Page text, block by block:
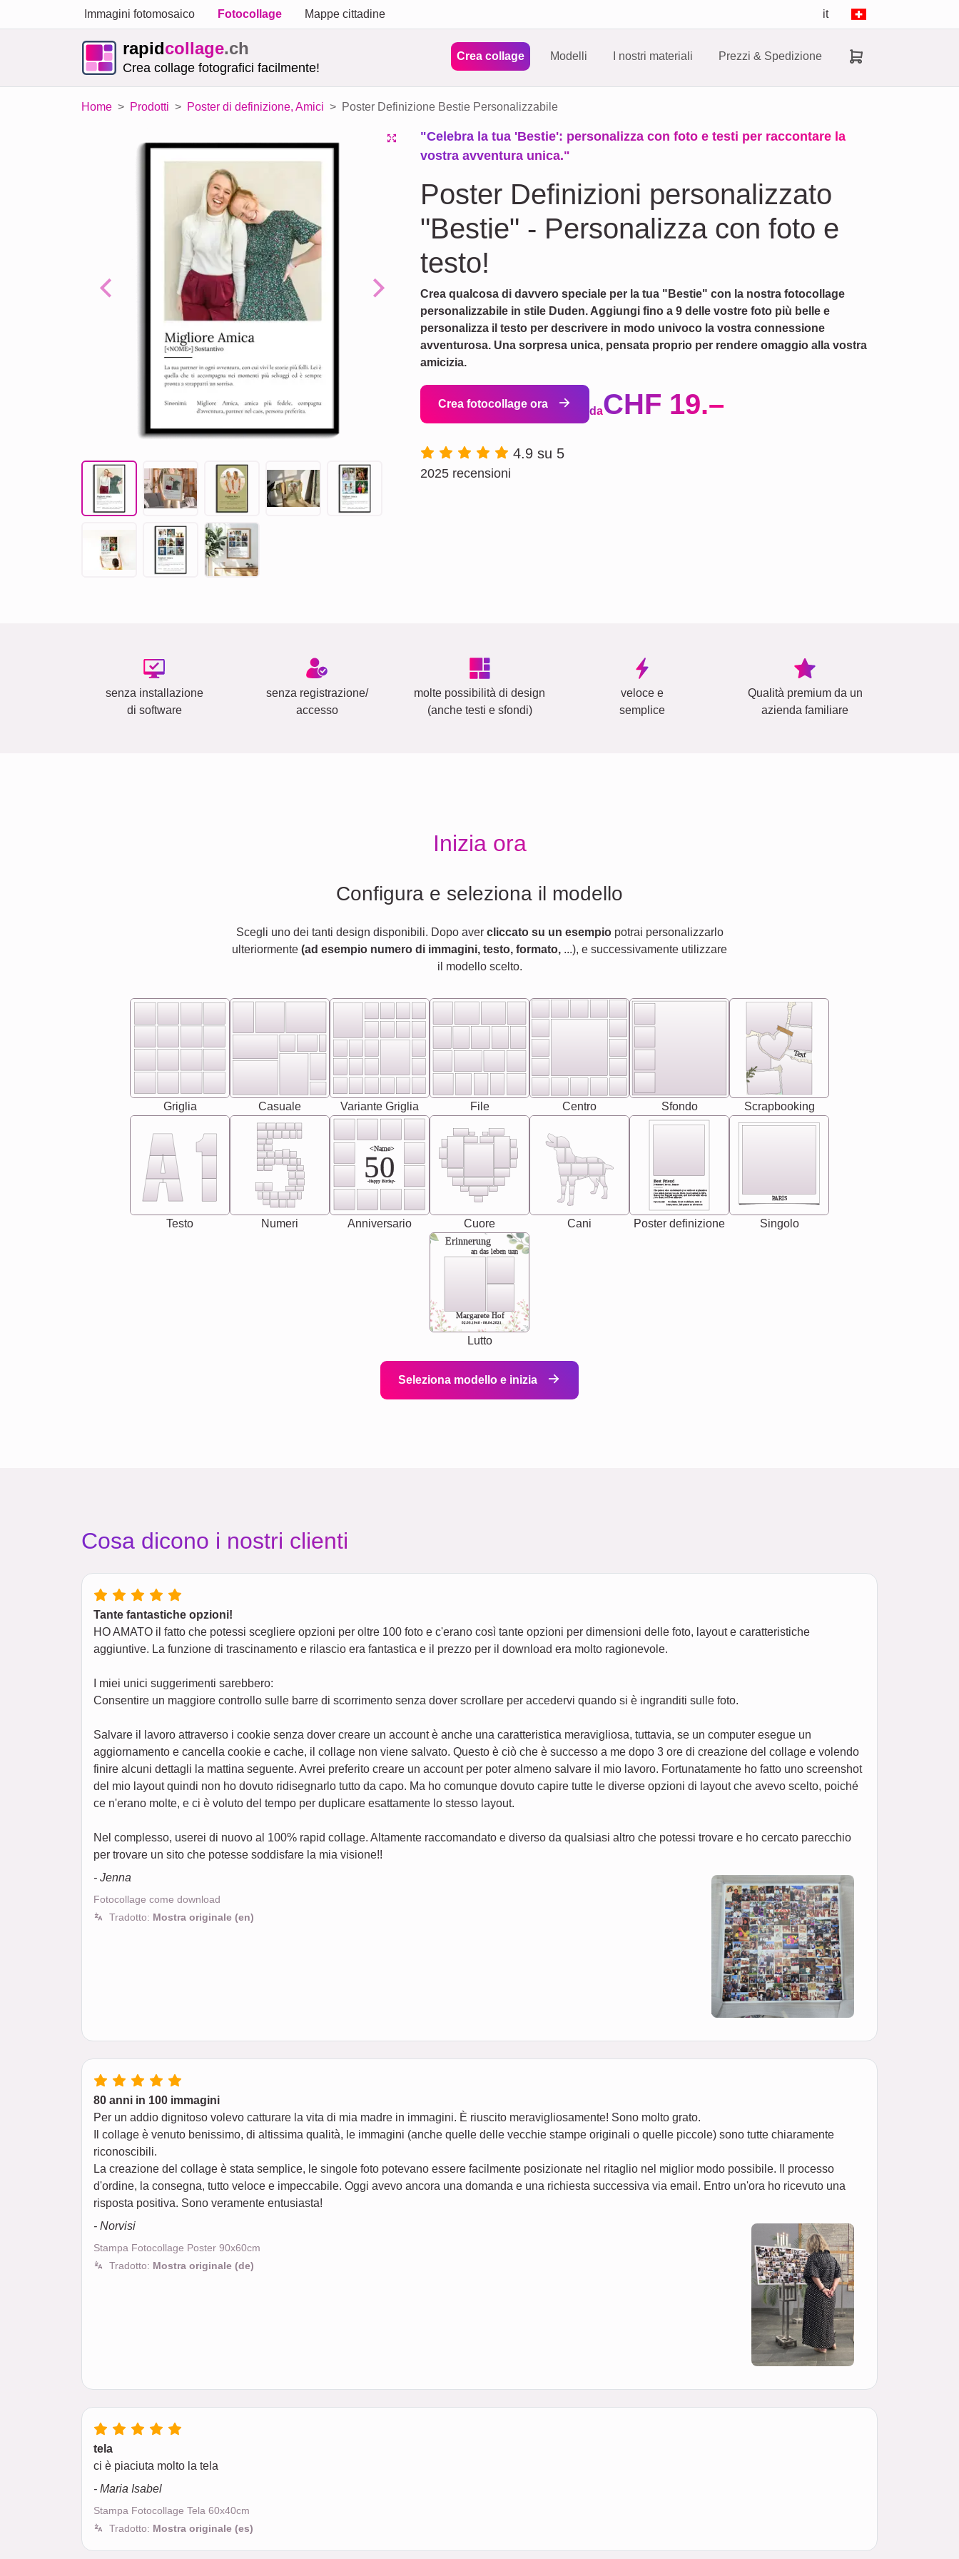
Immagini fotomosaico Fotocollage Mappe cittadine it
rapidcollage.ch
Crea collage fotografici facilmente!
Crea collage Modelli I nostri materiali Prezzi & Spedizione
Home Prodotti Poster di definizione, Amici Poster Definizione Bestie Personalizzabile
Previous Next
"Celebra la tua 'Bestie': personalizza con foto e testi per raccontare la
vostra avventura unica."
Poster Definizioni personalizzato
"Bestie" - Personalizza con foto e
testo!
Crea qualcosa di davvero speciale per la tua "Bestie" con la nostra fotocollage
personalizzabile in stile Duden. Aggiungi fino a 9 delle vostre foto più belle e
personalizza il testo per descrivere in modo univoco la vostra connessione
avventurosa. Una sorpresa unica, pensata proprio per rendere omaggio alla vostra
amicizia.
Crea fotocollage ora
daCHF 19.–
4.9 su 5
2025 recensioni
senza installazione
di software
senza registrazione/
accesso
molte possibilità di design
(anche testi e sfondi)
veloce e
semplice
Qualità premium da un
azienda familiare
Inizia ora
Configura e seleziona il modello
Scegli uno dei tanti design disponibili. Dopo aver cliccato su un esempiopotrai personalizzarlo
ulteriormente (ad esempio numero di immagini, testo, formato, ...), e successivamente utilizzare
il modello scelto.
Griglia Casuale Variante Griglia File Centro Sfondo
Text
Scrapbooking
Testo Numeri
<Name>
50
-Happy Birday-
Anniversario Cuore Cani
Best Friend
[<NAME>] Noun, feminie
Synonyms: Soulmate, closet confidante, sister at
heart person, life partner in adventure.
The person who understands you without explanation
you accepts just as you are. She's your partner in life's,
chaos your biggest supporter, and the one with whom
you share your best memories.
Poster definizione
PARIS
Singolo
Erinnerung
an das leben uan
Margarete Hof
02.05.1940 - 08.04.2021
Lutto
Seleziona modello e inizia
Cosa dicono i nostri clienti
Tante fantastiche opzioni!
HO AMATO il fatto che potessi scegliere opzioni per oltre 100 foto e c'erano così tante opzioni per dimensioni delle foto, layout e caratteristiche
aggiuntive. La funzione di trascinamento e rilascio era fantastica e il prezzo per il download era molto ragionevole.
I miei unici suggerimenti sarebbero:
Consentire un maggiore controllo sulle barre di scorrimento senza dover scrollare per accedervi quando si è ingranditi sulle foto.
Salvare il lavoro attraverso i cookie senza dover creare un account è anche una caratteristica meravigliosa, tuttavia, se un computer esegue un
aggiornamento e cancella cookie e cache, il collage non viene salvato. Questo è ciò che è successo a me dopo 3 ore di creazione del collage e volendo
finire alcuni dettagli la mattina seguente. Avrei preferito creare un account per poter almeno salvare il mio lavoro. Fortunatamente ho fatto uno screenshot
del mio layout quindi non ho dovuto ridisegnarlo tutto da capo. Ma ho comunque dovuto capire tutte le diverse opzioni di layout che avevo scelto, poiché
ce n'erano molte, e ci è voluto del tempo per duplicare esattamente lo stesso layout.
Nel complesso, userei di nuovo al 100% rapid collage. Altamente raccomandato e diverso da qualsiasi altro che potessi trovare e ho cercato parecchio
per trovare un sito che potesse soddisfare la mia visione!!
- Jenna
Fotocollage come download
Tradotto: Mostra originale (en)
80 anni in 100 immagini
Per un addio dignitoso volevo catturare la vita di mia madre in immagini. È riuscito meravigliosamente! Sono molto grato.
Il collage è venuto benissimo, di altissima qualità, le immagini (anche quelle delle vecchie stampe originali o quelle piccole) sono tutte chiaramente
riconoscibili.
La creazione del collage è stata semplice, le singole foto potevano essere facilmente posizionate nel ritaglio nel miglior modo possibile. Il processo
d'ordine, la consegna, tutto veloce e impeccabile. Oggi avevo ancora una domanda e una richiesta successiva via email. Entro un'ora ho ricevuto una
risposta positiva. Sono veramente entusiasta!
- Norvisi
Stampa Fotocollage Poster 90x60cm
Tradotto: Mostra originale (de)
tela
ci è piaciuta molto la tela
- Maria Isabel
Stampa Fotocollage Tela 60x40cm
Tradotto: Mostra originale (es)